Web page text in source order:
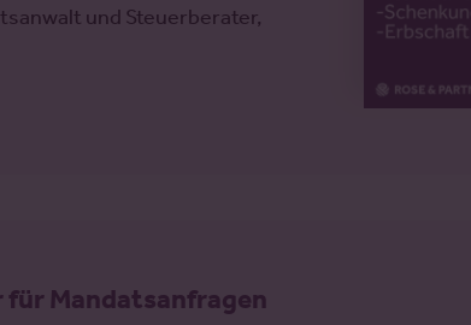
und Steuerberater,
Mandatsanfragen